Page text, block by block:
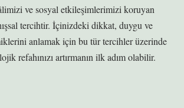
ve sosyal etkileşimlerimizi koruyan
tercihtir. İçinizdeki dikkat, duygu ve
anlamak için bu tür tercihler üzerinde
refahınızı artırmanın ilk adım olabilir.